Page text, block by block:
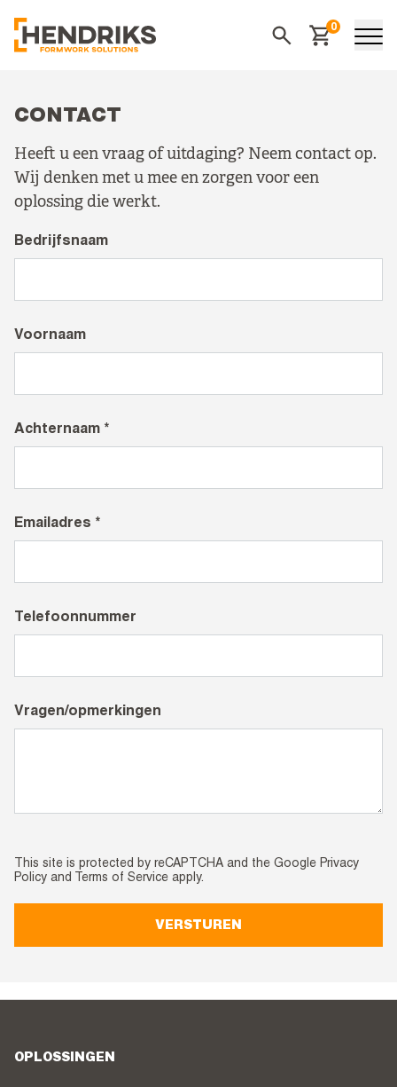
0
Winkelwagen
CONTACT
Heeft u een vraag of uitdaging? Neem contact op.
Wij denken met u mee en zorgen voor een
oplossing die werkt.
Bedrijfsnaam
Voornaam
Achternaam *
Emailadres *
Telefoonnummer
Vragen/opmerkingen
This site is protected by reCAPTCHA and the Google Privacy
Policy and Terms of Service apply.
VERSTUREN
OPLOSSINGEN